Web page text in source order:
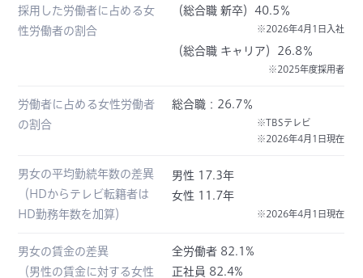
採用した労働者に占める女
性労働者の割合
（総合職 新卒）40.5％
※2026年4月1日入社
（総合職 キャリア）26.8％
※2025年度採用者
労働者に占める女性労働者
の割合
総合職：26.7％
※TBSテレビ
※2026年4月1日現在
男女の平均勤続年数の差異
（HDからテレビ転籍者は
HD勤務年数を加算）
男性 17.3年
女性 11.7年
※2026年4月1日現在
男女の賃金の差異
（男性の賃金に対する女性
全労働者 82.1%
正社員 82.4%